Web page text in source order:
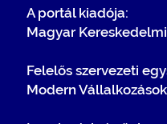
A portál kiadója:
Magyar
Felelős szervezeti
Modern